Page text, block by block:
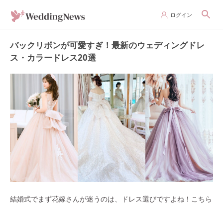
ログイン
バックリボンが可愛すぎ！最新のウェディングドレ
ス・カラードレス20選
結婚式でまず花嫁さんが迷うのは、ドレス選びですよね！こちら